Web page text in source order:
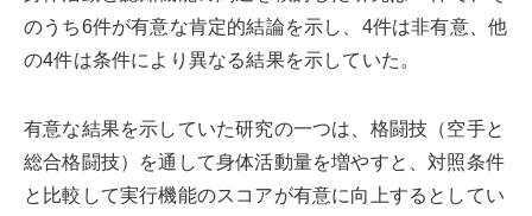
のうち6件が有意な肯定的結論を示し、4件は非有意、他
の4件は条件により異なる結果を示していた。
有意な結果を示していた研究の一つは、格闘技（空手と
総合格闘技）を通して身体活動量を増やすと、対照条件
と比較して実行機能のスコアが有意に向上するとしてい